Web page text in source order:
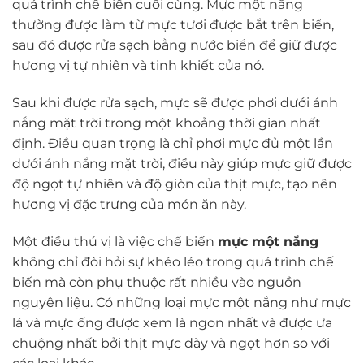
quá trình chế biến cuối cùng. Mực một nắng
thường được làm từ mực tươi được bắt trên biển,
sau đó được rửa sạch bằng nước biển để giữ được
hương vị tự nhiên và tinh khiết của nó.
Sau khi được rửa sạch, mực sẽ được phơi dưới ánh
nắng mặt trời trong một khoảng thời gian nhất
định. Điều quan trọng là chỉ phơi mực đủ một lần
dưới ánh nắng mặt trời, điều này giúp mực giữ được
độ ngọt tự nhiên và độ giòn của thịt mực, tạo nên
hương vị đặc trưng của món ăn này.
Một điều thú vị là việc chế biến mực một nắng
không chỉ đòi hỏi sự khéo léo trong quá trình chế
biến mà còn phụ thuộc rất nhiều vào nguồn
nguyên liệu. Có những loại mực một nắng như mực
lá và mực ống được xem là ngon nhất và được ưa
chuộng nhất bởi thịt mực dày và ngọt hơn so với